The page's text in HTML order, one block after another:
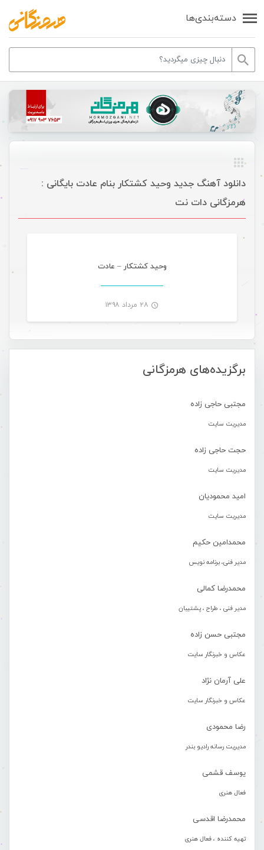
دسته‌بندی‌ها
برگزیده‌های هرمزگانی
مجتبی حاجی زاده
مدیریت سایت
حجت حاجی زاده
مدیریت سایت
امید محمودیان
مدیریت سایت
محمدامین حکیم
مدیر فنی، برنامه نویس
محمدرضا کمالی
مدیر فنی ، طراح ، پشتیبان
مجتبی حسن زاده
عکاس و خبرنگار سایت
علی آرمان نژاد
عکاس و خبرنگار سایت
رضا محمودی
مدیریت رسانه رادیو بندر
یوسف قشمی
فعال هنری
محمدرضا اقدسی
تهیه کننده ، فعال هنری
دانلود آهنگ جدید وحید کشتکار بنام عادت بایگانی :
هرمزگانی دات نت
وحید کشتکار – عادت
۲۸ مرداد ۱۳۹۸